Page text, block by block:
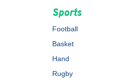
Sports
Football
Basket
Hand
Rugby